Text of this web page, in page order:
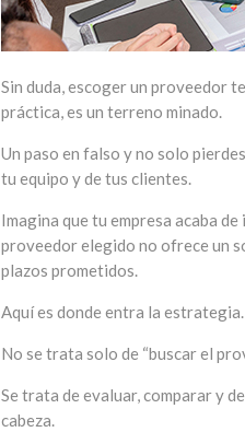
Sin duda, escoger un proveedor
práctica, es un terreno minado.
Un paso en falso y no solo
tu equipo y de tus clientes.
Imagina que tu empresa acaba
proveedor elegido no ofrece un
plazos prometidos.
Aquí es donde entra la estrategia.
No se trata solo de “buscar el
Se trata de evaluar, comparar y
cabeza.